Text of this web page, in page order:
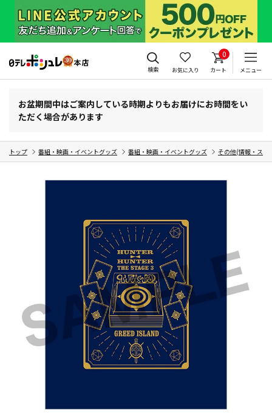
検索 お気に入り
0
カート メニュー
お盆期間中はご案内している時期よりもお届けにお時間をい
ただく場合があります
トップ 番組・映画・イベントグッズ 番組・映画・イベントグッズ その他(情報・スポ